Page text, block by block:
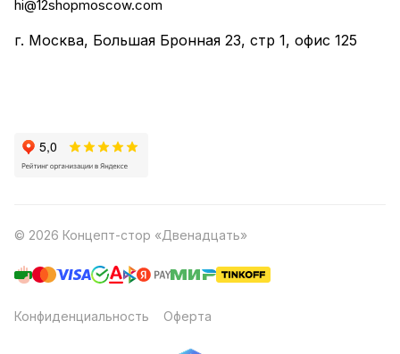
hi@12shopmoscow.com
г. Москва, Большая Бронная 23, стр 1, офис 125
© 2026 Концепт-стор «Двенадцать»
Конфиденциальность Оферта